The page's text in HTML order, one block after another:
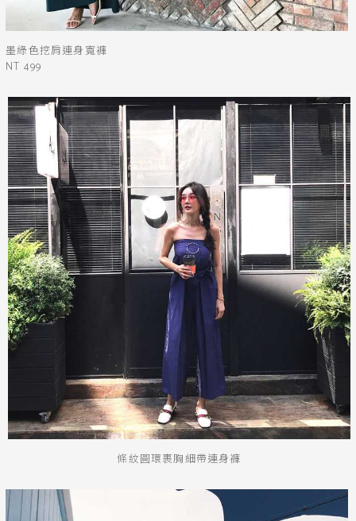
墨綠色挖肩連身寬褲
NT 499
條紋圓環裹胸細帶連身褲